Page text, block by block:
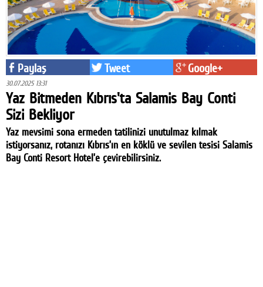
Paylaş Tweet Google+
30.07.2025 13:31
Yaz Bitmeden Kıbrıs'ta Salamis Bay Conti
Sizi Bekliyor
Yaz mevsimi sona ermeden tatilinizi unutulmaz kılmak
istiyorsanız, rotanızı Kıbrıs’ın en köklü ve sevilen tesisi Salamis
Bay Conti Resort Hotel’e çevirebilirsiniz.